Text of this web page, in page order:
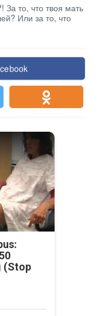
За то, что твоя мать
Или за то, что
(Stop